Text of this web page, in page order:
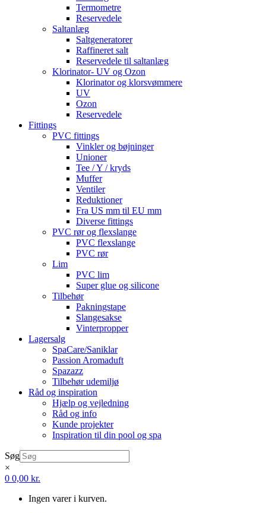
Termometre
Reservedele
Saltanlæg
Saltgeneratorer
Raffineret salt
Reservedele til saltanlæg
Klorinator- UV og Ozon
Klorinator og klorsvømmere
UV
Ozon
Reservedele
Fittings
PVC fittings
Vinkler og bøjninger
Unioner
Tee / Y / kryds
Muffer
Ventiler
Reduktioner
Fra US mm til EU mm
Diverse fittings
PVC rør og flexslange
PVC flexslange
PVC rør
Lim
PVC lim
Super glue og silicone
Tilbehør
Pakningstape
Slangesakse
Vinterpropper
Lagersalg
SpaCare/Saniklar
Passion Aromaduft
Spazazz
Tilbehør udemiljø
Råd og inspiration
Hjælp og vejledning
Råd og info
Kunde projekter
Inspiration til din pool og spa
Søg
×
0 0,00 kr.
Ingen varer i kurven.